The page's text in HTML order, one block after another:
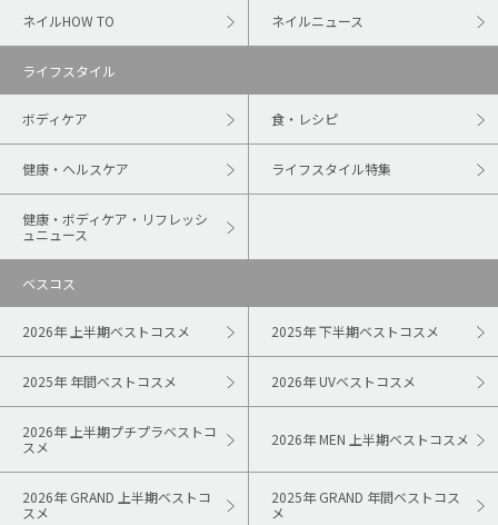
ネイルHOW TO ネイルニュース
ライフスタイル
ボディケア 食・レシピ
健康・ヘルスケア ライフスタイル特集
健康・ボディケア・リフレッシ
ュニュース
ベスコス
2026年 上半期ベストコスメ 2025年 下半期ベストコスメ
2025年 年間ベストコスメ 2026年 UVベストコスメ
2026年 上半期プチプラベストコ
スメ
2026年 MEN 上半期ベストコスメ
2026年 GRAND 上半期ベストコ
スメ
2025年 GRAND 年間ベストコス
メ